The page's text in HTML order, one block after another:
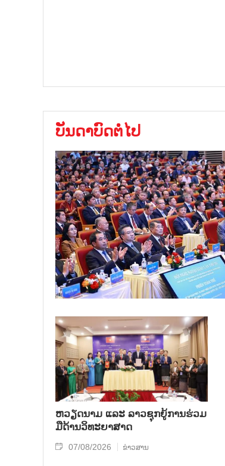
ບັນດາບົດຕໍ່ໄປ
ຫວຽດ​ນາມ ແລະ ລາວ​ຊຸກ​ຍູ້​ການ​ຮ່ວມ​
ມື​ດ້ານວ​ິ​ທະ​ຍາ​ສາດ
07/08/2026 ຂ່າວສານ